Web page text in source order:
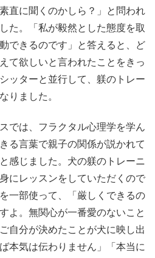
直に聞くのかしら？」と問われ
た。「私が毅然とした態度を取
できるのです」と答えると、ど
て欲しいと言われたことをきっ
ッターと並行して、躾のトレー
りました。
では、フラクタル心理学を学ん
る言葉で親子の関係が説かれて
感じました。犬の躾のトレーニ
にレッスンをしていただくので
一部使って、「厳しくできるの
よ。無関心が一番愛のないこと
自分が決めたことが犬に映し出
本気は伝わりません」「本当に